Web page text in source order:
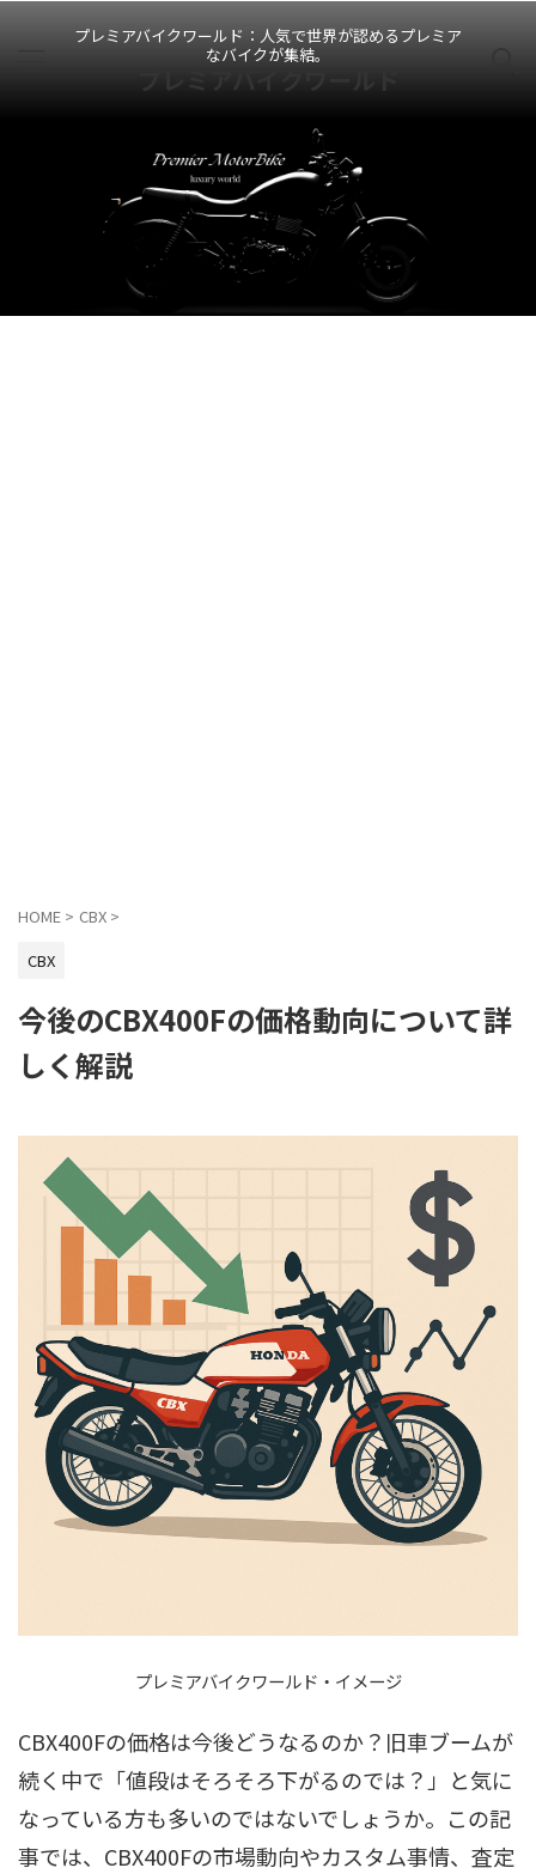
プレミアバイクワールド：人気で世界が認めるプレミア
なバイクが集結。
HOME > CBX >
CBX
今後のCBX400Fの価格動向について詳
しく解説
プレミアバイクワールド・イメージ
CBX400Fの価格は今後どうなるのか？旧車ブームが
続く中で「値段はそろそろ下がるのでは？」と気に
なっている方も多いのではないでしょうか。この記
事では、CBX400Fの市場動向やカスタム事情、査定